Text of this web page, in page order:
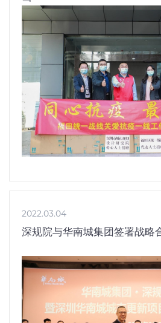
2022.03.04
深规院与华南城集团签署战略